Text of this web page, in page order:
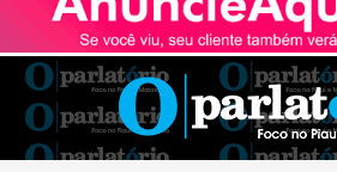
Atualmente, Fachin é o vice-presidente e,
antiguidade, deve assumir o cargo.
o tribunal deve ser comandado pelo
ainda não presidiu a Corte. O novo
Roberto Barroso, que completará o
cumprimentar Fachin pela eleição,